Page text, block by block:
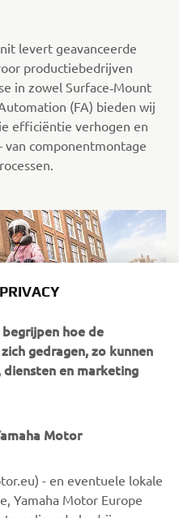
levert geavanceerde
productiebedrijven
in zowel Surface‑Mount
(FA) bieden wij
efficiëntie verhogen en
componentmontage
emissievrije aandrijving,
is hij ideaal voor last-
hoe de
gedragen, zo kunnen
en marketing
Motor
- en eventuele lokale
Yamaha Motor Europe